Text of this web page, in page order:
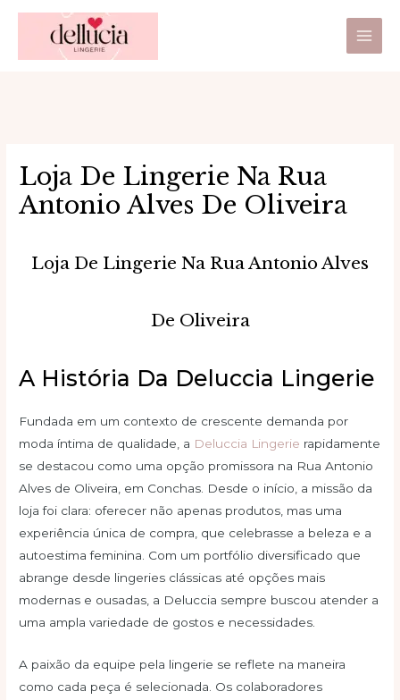
Main
Loja De Lingerie Na Rua
Antonio Alves De Oliveira
Loja De Lingerie Na Rua Antonio Alves
De Oliveira
A História Da Deluccia Lingerie
Fundada em um contexto de crescente demanda por
moda íntima de qualidade, a Deluccia Lingerie rapidamente
se destacou como uma opção promissora na Rua Antonio
Alves de Oliveira, em Conchas. Desde o início, a missão da
loja foi clara: oferecer não apenas produtos, mas uma
experiência única de compra, que celebrasse a beleza e a
autoestima feminina. Com um portfólio diversificado que
abrange desde lingeries clássicas até opções mais
modernas e ousadas, a Deluccia sempre buscou atender a
uma ampla variedade de gostos e necessidades.
A paixão da equipe pela lingerie se reflete na maneira
como cada peça é selecionada. Os colaboradores